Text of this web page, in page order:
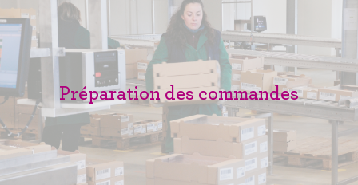
Préparation des commandes